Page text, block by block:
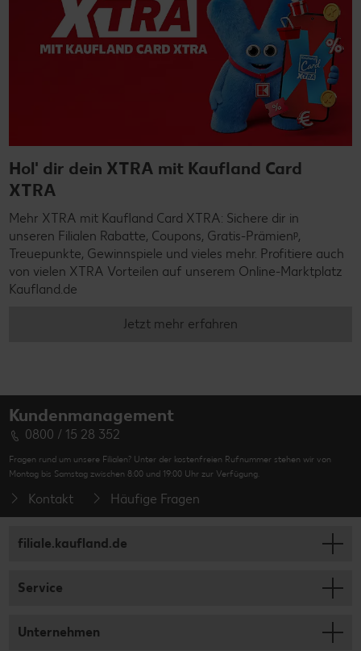
Hol' dir dein XTRA mit Kaufland Card
XTRA
Mehr XTRA mit Kaufland Card XTRA: Sichere dir in
unseren Filialen Rabatte, Coupons, Gratis-Prämienᵖ,
Treuepunkte, Gewinnspiele und vieles mehr. Profitiere auch
von vielen XTRA Vorteilen auf unserem Online-Marktplatz
Kaufland.de
Jetzt mehr erfahren
Kundenmanagement
0800 / 15 28 352
Fragen rund um unsere Filialen? Unter der kostenfreien Rufnummer stehen wir von
Montag bis Samstag zwischen 8:00 und 19:00 Uhr zur Verfügung.
Kontakt Häufige Fragen
filiale.kaufland.de
Service
Unternehmen